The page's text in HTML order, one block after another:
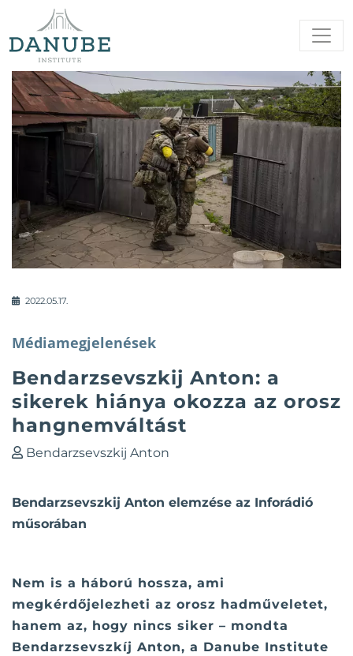
2022.05.17.
Médiamegjelenések
Bendarzsevszkij Anton: a
sikerek hiánya okozza az orosz
hangnemváltást
Bendarzsevszkij Anton
Bendarzsevszkij Anton elemzése az Inforádió
műsorában
Nem is a háború hossza, ami
megkérdőjelezheti az orosz hadműveletet,
hanem az, hogy nincs siker – mondta
Bendarzsevszkíj Anton, a Danube Institute